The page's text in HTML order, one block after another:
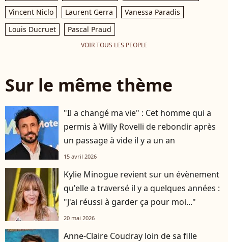
Vincent Niclo
Laurent Gerra
Vanessa Paradis
Louis Ducruet
Pascal Praud
VOIR TOUS LES PEOPLE
Sur le même thème
"Il a changé ma vie" : Cet homme qui a
permis à Willy Rovelli de rebondir après
un passage à vide il y a un an
15 avril 2026
Kylie Minogue revient sur un évènement
qu'elle a traversé il y a quelques années :
"J'ai réussi à garder ça pour moi..."
20 mai 2026
Anne-Claire Coudray loin de sa fille